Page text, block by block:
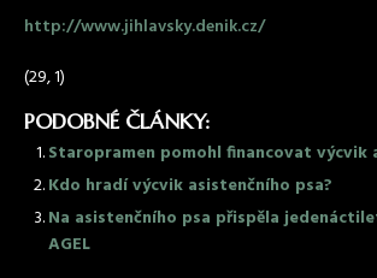
http://www.jihlavsky.denik.cz/
(29, 1)
PODOBNÉ ČLÁNKY:
Staropramen pomohl financovat výcvik
Kdo hradí výcvik asistenčního psa?
Na asistenčního psa přispěla
AGEL